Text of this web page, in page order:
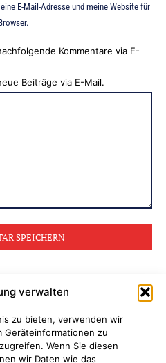
verwalten
zu bieten, verwenden wir
Geräteinformationen zu
Wenn Sie diesen
wir Daten wie das
E-Mail-Adresse und meine Website für
Kommentare via E-
Beiträge via E-Mail.
kollidiert